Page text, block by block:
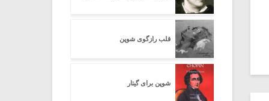
قلب رازگوی شوپن
شوپن برای گیتار